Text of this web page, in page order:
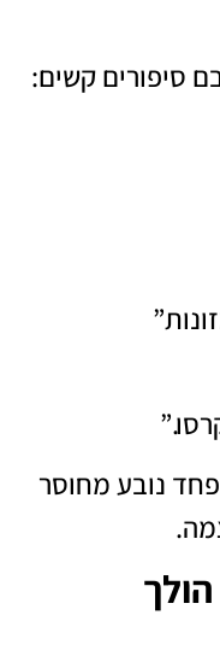
סיפורים קשים:
נובע מחוסר